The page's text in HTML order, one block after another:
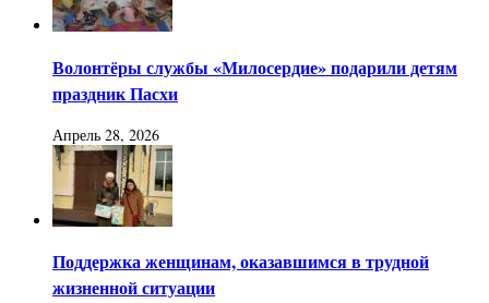
Волонтёры службы «Милосердие» подарили детям
праздник Пасхи
Апрель 28, 2026
Поддержка женщинам, оказавшимся в трудной
жизненной ситуации